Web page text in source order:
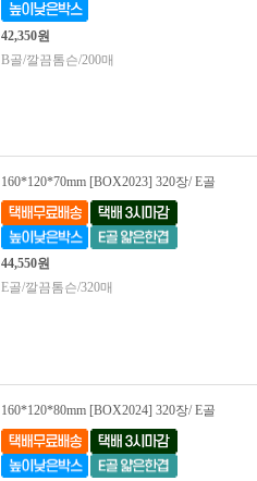
42,350원
B골/깔끔톰슨/200매
160*120*70mm [BOX2023] 320장/ E골
44,550원
E골/깔끔톰슨/320매
160*120*80mm [BOX2024] 320장/ E골